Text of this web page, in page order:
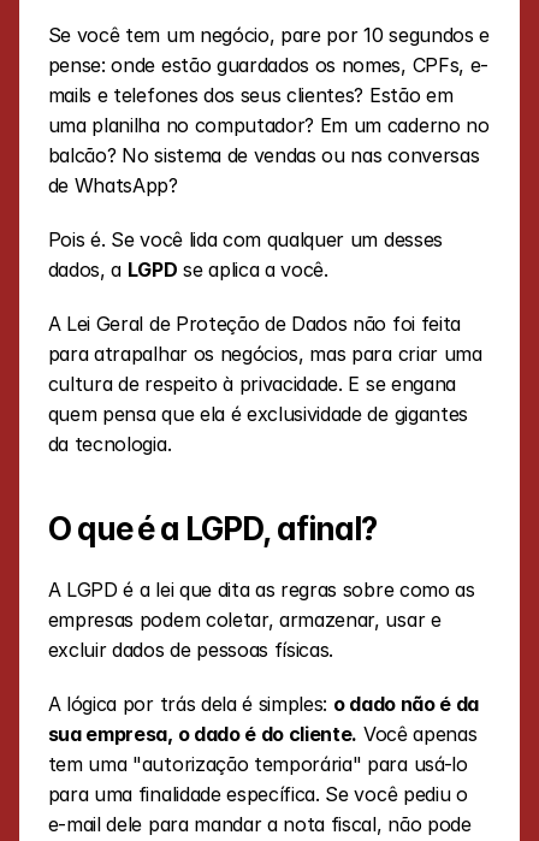
Se você tem um negócio, pare por 10 segundos e
pense: onde estão guardados os nomes, CPFs, e-
mails e telefones dos seus clientes? Estão em
uma planilha no computador? Em um caderno no
balcão? No sistema de vendas ou nas conversas
de WhatsApp?
Pois é. Se você lida com qualquer um desses
dados, a LGPD se aplica a você.
A Lei Geral de Proteção de Dados não foi feita
para atrapalhar os negócios, mas para criar uma
cultura de respeito à privacidade. E se engana
quem pensa que ela é exclusividade de gigantes
da tecnologia.
O que é a LGPD, afinal?
A LGPD é a lei que dita as regras sobre como as
empresas podem coletar, armazenar, usar e
excluir dados de pessoas físicas.
A lógica por trás dela é simples: o dado não é da
sua empresa, o dado é do cliente. Você apenas
tem uma "autorização temporária" para usá-lo
para uma finalidade específica. Se você pediu o
e-mail dele para mandar a nota fiscal, não pode